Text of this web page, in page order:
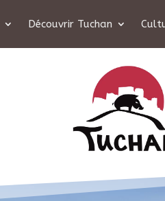
Découvrir Tuchan